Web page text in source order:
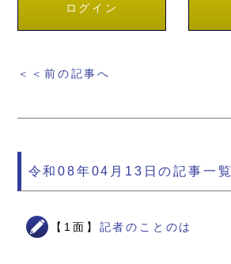
ログイン
＜＜前の記事へ
令和08年04月13日の記事一覧
【1面】 記者のことのは